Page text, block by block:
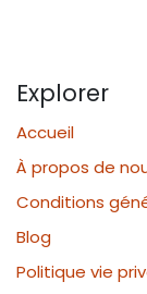
Explorer
Accueil
À propos de
Conditions
Blog
Politique vie